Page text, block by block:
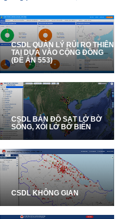
CSDL QUẢN LÝ RỦI RO THIÊN
TAI DỰA VÀO CỘNG ĐỒNG
(ĐỀ ÁN 553)
CSDL BẢN ĐỒ SẠT LỞ BỜ
SÔNG, XÓI LỞ BỜ BIỂN
CSDL KHÔNG GIAN